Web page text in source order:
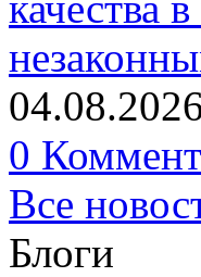
0
Все
Блоги